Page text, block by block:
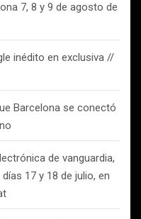
7, 8 y 9 de agosto de
inédito en exclusiva //
Barcelona se conectó
de vanguardia,
17 y 18 de julio, en